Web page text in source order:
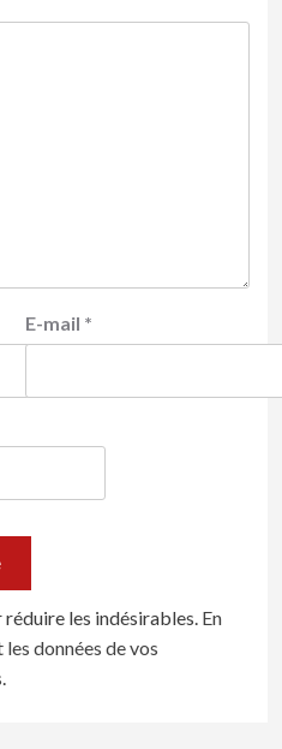
E-mail *
les indésirables. En
données de vos